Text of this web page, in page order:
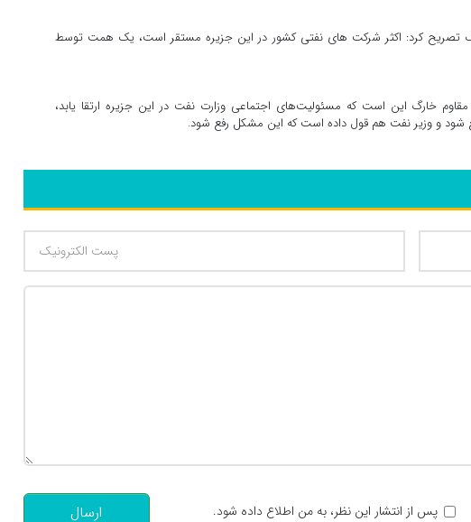
تصریح کرد: اکثر شرکت های نفتی کشور در این جزیره مستقر است، یک همت توسط
خارگ این است که مسئولیت‌های اجتماعی وزارت نفت در این جزیره ارتقا یابد،
شود و وزیر نفت هم قول داده است که این مشکل رفع شود.
پس از انتشار این نظر، به من اطلاع داده شود.
ارسال